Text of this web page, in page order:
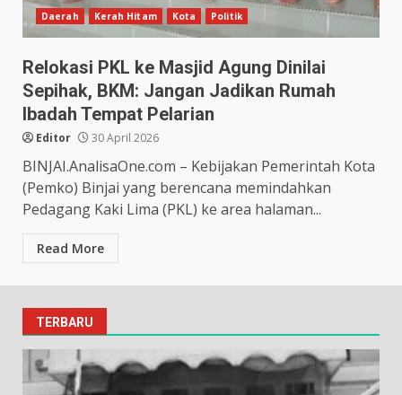
Daerah Kerah Hitam Kota Politik
Relokasi PKL ke Masjid Agung Dinilai
Sepihak, BKM: Jangan Jadikan Rumah
Ibadah Tempat Pelarian
Editor 30 April 2026
BINJAI.AnalisaOne.com – Kebijakan Pemerintah Kota
(Pemko) Binjai yang berencana memindahkan
Pedagang Kaki Lima (PKL) ke area halaman...
Read More
TERBARU